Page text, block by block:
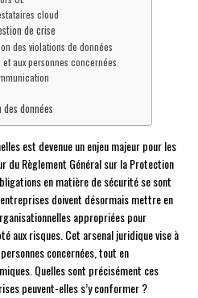
cloud
de crise
des violations de données
aux personnes concernées
données
est devenue un enjeu majeur pour les
du Règlement Général sur la Protection
en matière de sécurité se sont
doivent désormais mettre en
appropriées pour
aux risques. Cet arsenal juridique vise à
concernées, tout en
Quelles sont précisément ces
peuvent-elles s’y conformer ?